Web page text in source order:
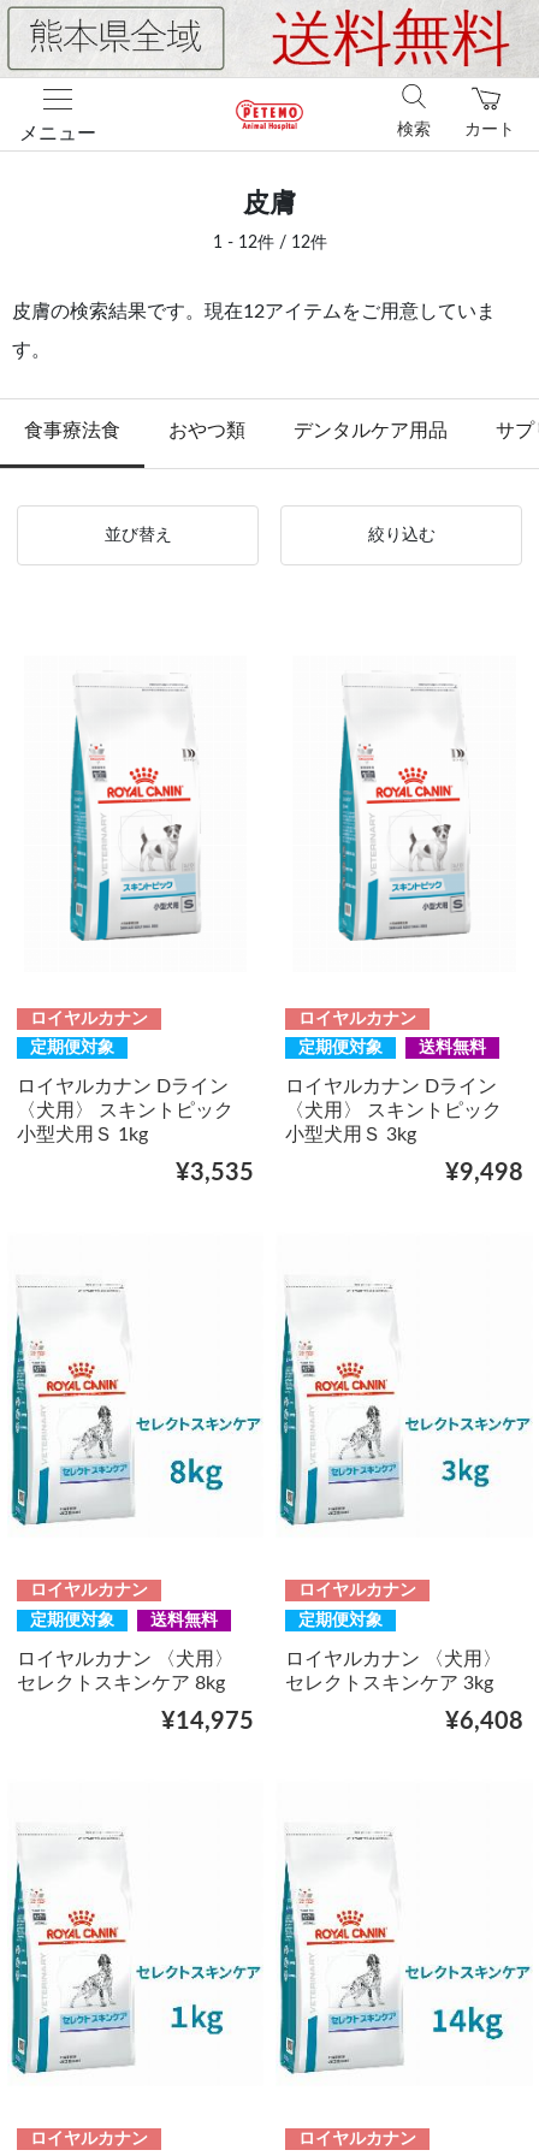
メニュー カート
検索
皮膚
1 - 12件 / 12件
皮膚の検索結果です。現在12アイテムをご用意していま
す。
食事療法食 おやつ類 デンタルケア用品 サプ
並び替え 絞り込む
ロイヤルカナン
定期便対象
ロイヤルカナン Dライン
〈犬用〉 スキントピック
小型犬用Ｓ 1kg
¥3,535
ロイヤルカナン
定期便対象
送料無料
ロイヤルカナン Dライン
〈犬用〉 スキントピック
小型犬用Ｓ 3kg
¥9,498
ロイヤルカナン
定期便対象
送料無料
ロイヤルカナン 〈犬用〉
セレクトスキンケア 8kg
¥14,975
ロイヤルカナン
定期便対象
ロイヤルカナン 〈犬用〉
セレクトスキンケア 3kg
¥6,408
ロイヤルカナン ロイヤルカナン